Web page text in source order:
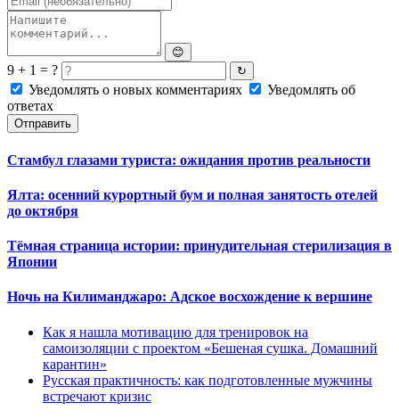
😊
9 + 1 = ? ↻
Уведомлять о новых комментариях
Уведомлять об
ответах
Отправить
Стамбул глазами туриста: ожидания против реальности
Ялта: осенний курортный бум и полная занятость отелей
до октября
Тёмная страница истории: принудительная стерилизация в
Японии
Ночь на Килиманджаро: Адское восхождение к вершине
Как я нашла мотивацию для тренировок на
самоизоляции с проектом «Бешеная сушка. Домашний
карантин»
Русская практичность: как подготовленные мужчины
встречают кризис